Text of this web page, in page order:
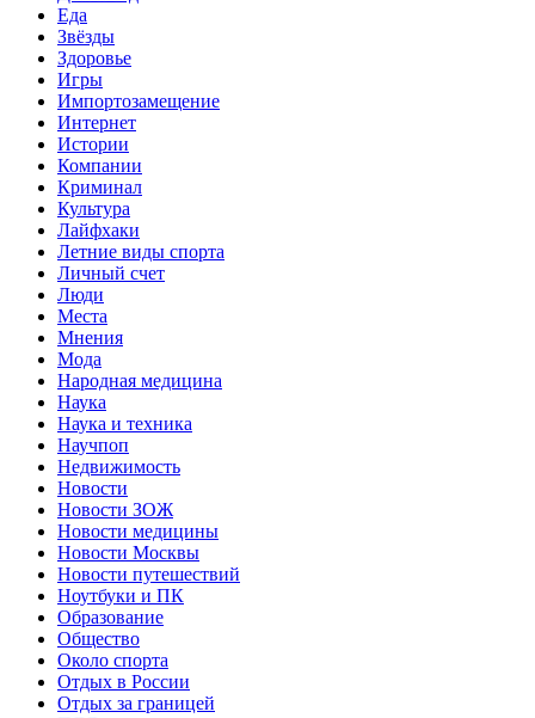
Еда
Звёзды
Здоровье
Игры
Импортозамещение
Интернет
Истории
Компании
Криминал
Культура
Лайфхаки
Летние виды спорта
Личный счет
Люди
Места
Мнения
Мода
Народная медицина
Наука
Наука и техника
Научпоп
Недвижимость
Новости
Новости ЗОЖ
Новости медицины
Новости Москвы
Новости путешествий
Ноутбуки и ПК
Образование
Общество
Около спорта
Отдых в России
Отдых за границей